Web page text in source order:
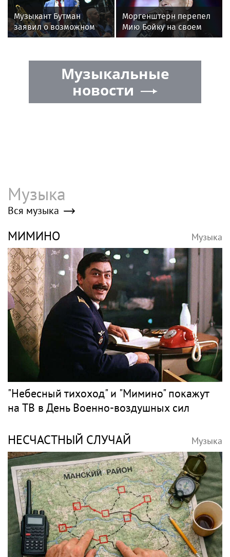
Музыкант Бутман
заявил о возможном
появлении первого в
Моргенштерн перепел
Мию Бойку на своем
концерте
Музыкальные
новости
Музыка
Вся музыка
МИМИНО Музыка
"Небесный тихоход" и "Мимино" покажут
на ТВ в День Военно-воздушных сил
НЕСЧАСТНЫЙ СЛУЧАЙ Музыка